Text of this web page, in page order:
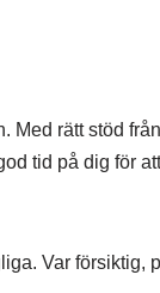
Med rätt stöd
tid på dig för
Var försiktig,